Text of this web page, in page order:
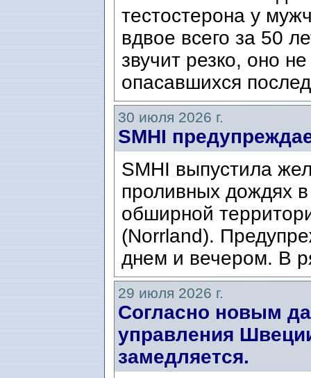
тестостерона у
вдвое всего за 50
звучит резко, оно
опасавшихся
30 июля 2026 г.
SMHI
SMHI выпустила
проливных дождях
обширной
(Norrland).
днем ​​и вечером. В
29 июля 2026 г.
Согласно новым
управления
замедляется.